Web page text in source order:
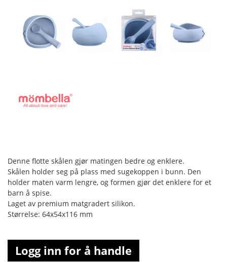
Denne flotte skålen gjør matingen bedre og enklere.
Skålen holder seg på plass med sugekoppen i bunn. Den
holder maten varm lengre, og formen gjør det enklere for et
barn å spise.
Laget av premium matgradert silikon.
Størrelse: 64x54x116 mm
Logg inn for å handle